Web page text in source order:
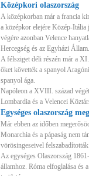
Középkori olaszország
A középkorban már a francia
a középkor elejére Közép-Itália
végére azonban Velence
Hercegség és az Egyházi Állam.
A félsziget déli részén már a
őket követték a spanyol
spanyol ága.
Napóleon a XVIII. század
Lombardia és a Velencei
Egységes olaszország
Már ebben az időben
Monarchia és a pápaság nem
vörösingeseivel
Az egységes Olaszország
államhoz. Róma elfoglalása és